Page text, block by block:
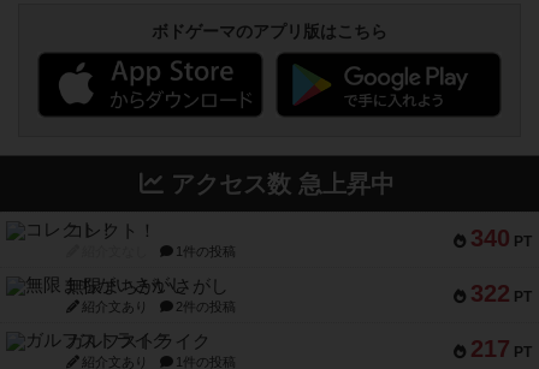
ボドゲーマのアプリ版はこちら
アクセス数 急上昇中
340 PT
コレクト！
1件の投稿
322 PT
無限まちがいさがし
紹介文あり 2件の投稿
217 PT
ガルフストライク
紹介文あり 1件の投稿